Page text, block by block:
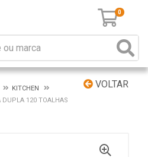
0
VOLTAR
KITCHEN
DUPLA 120 TOALHAS